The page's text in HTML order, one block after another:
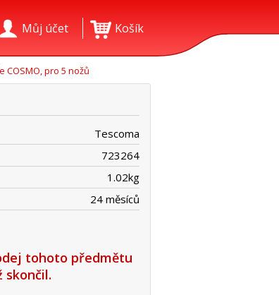
Košík
Můj účet
COSMO, pro 5 nožů
Tescoma
723264
1.02kg
24 měsíců
tohoto předmětu
skončil.